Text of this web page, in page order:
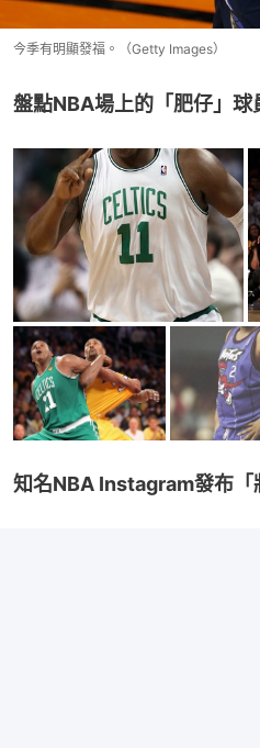
今季有明顯發福。（Getty Images）
盤點NBA場上的「肥仔」球
知名NBA Instagram發布「